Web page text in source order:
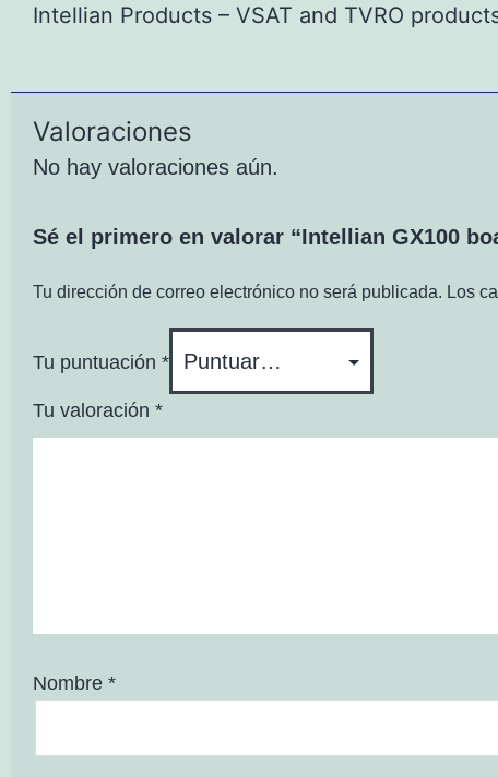
Intellian Products – VSAT and TVRO
Valoraciones
No hay valoraciones aún.
Sé el primero en valorar “Intellian GX100
Tu dirección de correo electrónico no será publicada. Los
Tu puntuación *
Tu valoración *
Nombre *